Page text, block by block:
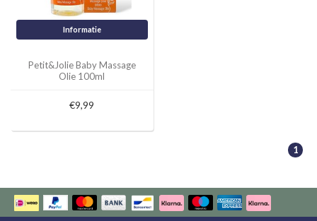
Informatie
Petit&Jolie Baby Massage
Olie 100ml
€9,99
1